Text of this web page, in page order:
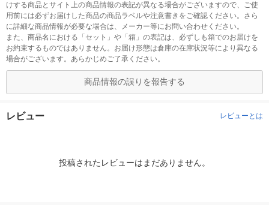
けする商品とサイト上の商品情報の表記が異なる場合がございますので、ご使
用前には必ずお届けした商品の商品ラベルや注意書きをご確認ください。さら
に詳細な商品情報が必要な場合は、メーカー等にお問い合わせください。
また、商品名における「セット」や「箱」の表記は、必ずしも箱でのお届けを
お約束するものではありません。お届け形態は倉庫の在庫状況等により異なる
場合がございます。あらかじめご了承ください。
商品情報の誤りを報告する
レビュー レビューとは
投稿されたレビューはまだありません。